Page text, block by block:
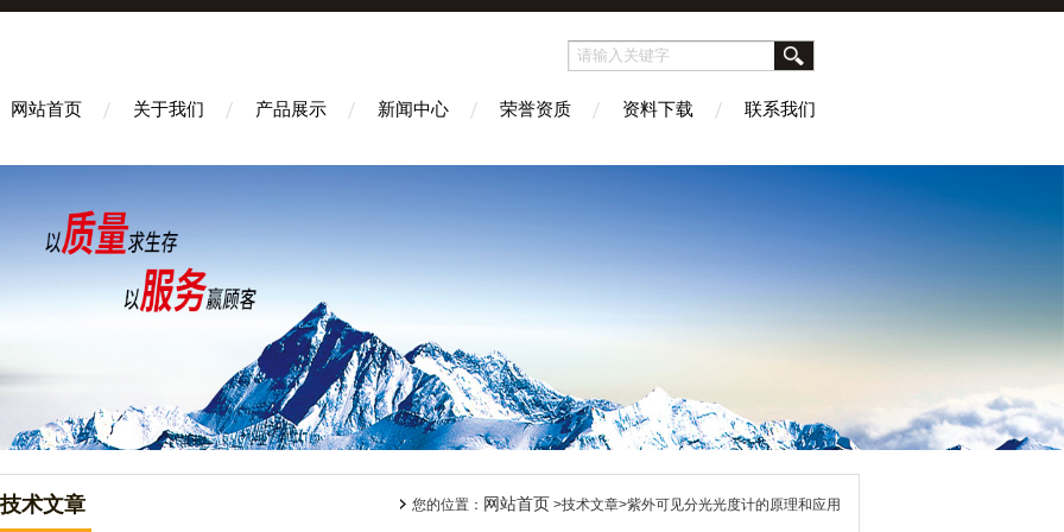
网站首页 关于我们 产品展示 新闻中心 荣誉资质 资料下载 联系我们
技术文章 您的位置： 网站首页 >技术文章>紫外可见分光光度计的原理和应用